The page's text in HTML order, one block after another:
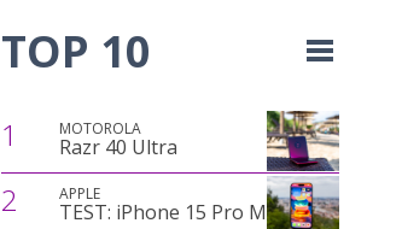
TOP 10
1 MOTOROLA
Razr 40 Ultra
2 APPLE
TEST: iPhone 15 Pro Max